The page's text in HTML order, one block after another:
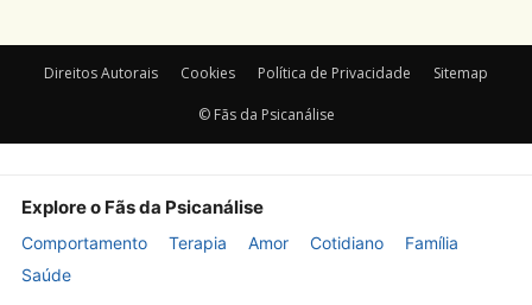
Direitos Autorais Cookies Política de Privacidade Sitemap
© Fãs da Psicanálise
Explore o Fãs da Psicanálise
Comportamento Terapia Amor Cotidiano
Família
Saúde